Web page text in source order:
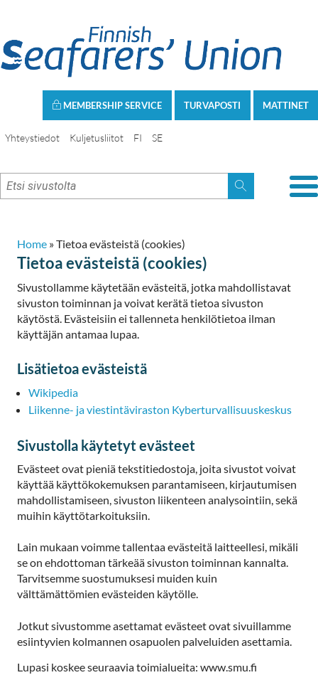
MATTINET
TURVAPOSTI
MEMBERSHIP SERVICE
Yhteystiedot Kuljetusliitot FI SE
Home »Tietoa evästeistä (cookies)
Tietoa evästeistä (cookies)
Sivustollamme käytetään evästeitä, jotka mahdollistavat
sivuston toiminnan ja voivat kerätä tietoa sivuston
käytöstä. Evästeisiin ei tallenneta henkilötietoa ilman
käyttäjän antamaa lupaa.
Lisätietoa evästeistä
Wikipedia
Liikenne- ja viestintäviraston Kyberturvallisuuskeskus
Sivustolla käytetyt evästeet
Evästeet ovat pieniä tekstitiedostoja, joita sivustot voivat
käyttää käyttökokemuksen parantamiseen, kirjautumisen
mahdollistamiseen, sivuston liikenteen analysointiin, sekä
muihin käyttötarkoituksiin.
Lain mukaan voimme tallentaa evästeitä laitteellesi, mikäli
se on ehdottoman tärkeää sivuston toiminnan kannalta.
Tarvitsemme suostumuksesi muiden kuin
välttämättömien evästeiden käytölle.
Jotkut sivustomme asettamat evästeet ovat sivuillamme
esiintyvien kolmannen osapuolen palveluiden asettamia.
Lupasi koskee seuraavia toimialueita: www.smu.fi